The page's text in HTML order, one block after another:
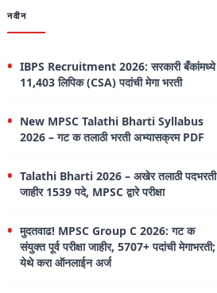
नवीन
IBPS Recruitment 2026: सरकारी बँकांमध्ये
11,403 लिपिक (CSA) पदांची मेगा भरती
New MPSC Talathi Bharti Syllabus
2026 – गट क तलाठी भरती अभ्यासक्रम PDF
Talathi Bharti 2026 – अखेर तलाठी पदभरती
जाहीर 1539 पदे, MPSC द्वारे परीक्षा
मुदतवाढ! MPSC Group C 2026: गट क
संयुक्त पूर्व परीक्षा जाहीर, 5707+ पदांची मेगाभरती;
येथे करा ऑनलाईन अर्ज